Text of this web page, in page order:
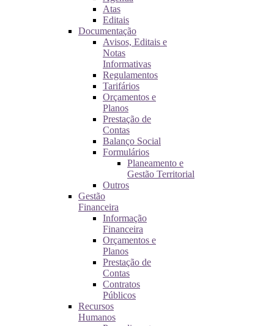
Atas
Editais
Documentação
Avisos, Editais e
Notas
Informativas
Regulamentos
Tarifários
Orçamentos e
Planos
Prestação de
Contas
Balanço Social
Formulários
Planeamento e
Gestão Territorial
Outros
Gestão
Financeira
Informação
Financeira
Orçamentos e
Planos
Prestação de
Contas
Contratos
Públicos
Recursos
Humanos